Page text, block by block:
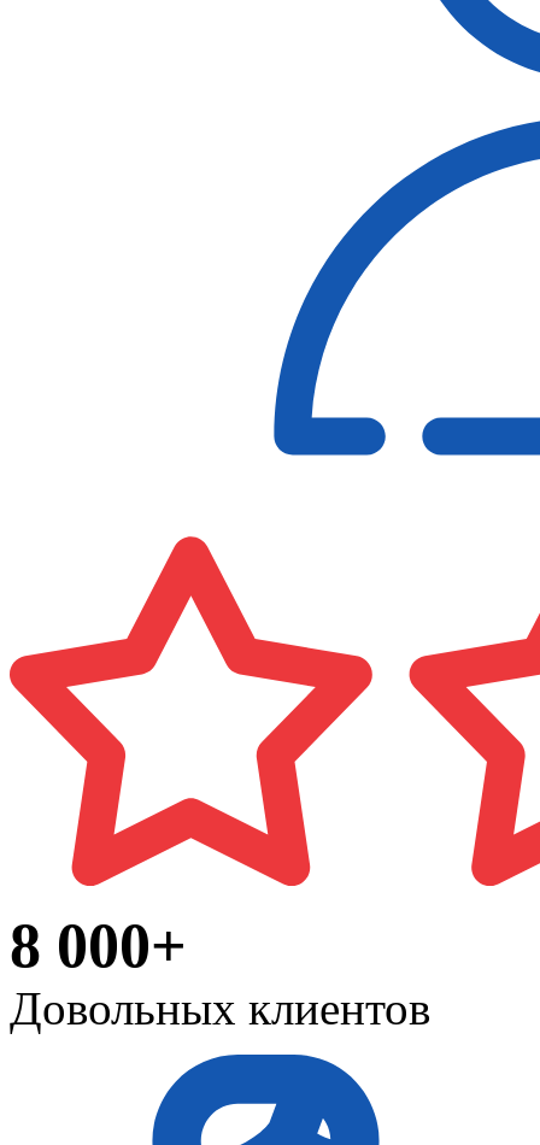
8 000+
Довольных клиентов